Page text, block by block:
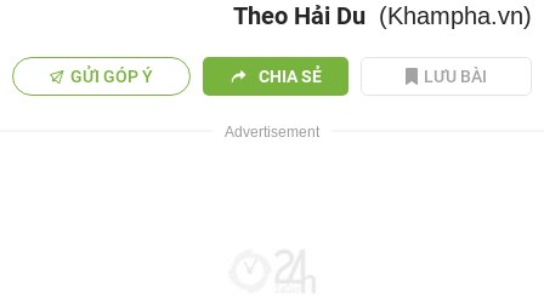
Theo Hải Du (Khampha.vn)
GỬI GÓP Ý CHIA SẺ LƯU BÀI